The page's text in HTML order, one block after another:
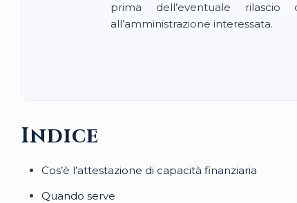
prima dell’eventuale rilascio
all’amministrazione interessata.
Indice
Cos’è l’attestazione di capacità finanziaria
Quando serve